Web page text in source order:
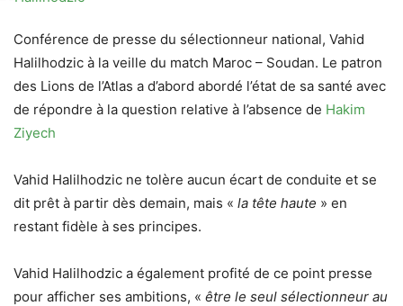
Conférence de presse du sélectionneur national, Vahid
Halilhodzic à la veille du match Maroc – Soudan. Le patron
des Lions de l’Atlas a d’abord abordé l’état de sa santé avec
de répondre à la question relative à l’absence de Hakim
Ziyech
Vahid Halilhodzic ne tolère aucun écart de conduite et se
dit prêt à partir dès demain, mais « la tête haute » en
restant fidèle à ses principes.
Vahid Halilhodzic a également profité de ce point presse
pour afficher ses ambitions, « être le seul sélectionneur au